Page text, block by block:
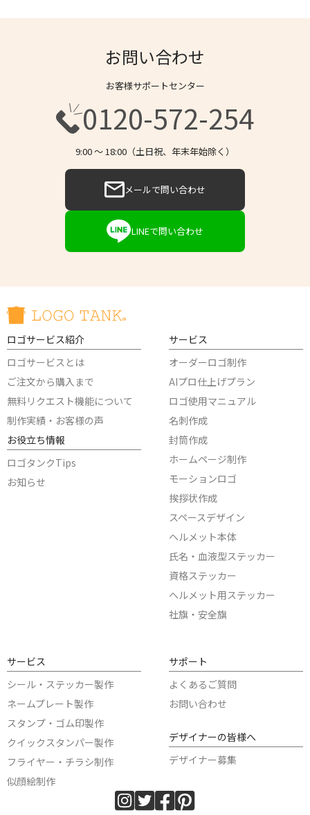
お問い合わせ
お客様サポートセンター
0120-572-254
9:00 〜 18:00（土日祝、年末年始除く）
メールで問い合わせ
LINEで問い合わせ
ロゴサービス紹介
ロゴサービスとは
ご注文から購入まで
無料リクエスト機能について
制作実績・お客様の声
お役立ち情報
ロゴタンクTips
お知らせ
サービス
オーダーロゴ制作
AIプロ仕上げプラン
ロゴ使用マニュアル
名刺作成
封筒作成
ホームページ制作
モーションロゴ
挨拶状作成
スペースデザイン
ヘルメット本体
氏名・血液型ステッカー
資格ステッカー
ヘルメット用ステッカー
社旗・安全旗
サービス
シール・ステッカー製作
ネームプレート製作
スタンプ・ゴム印製作
クイックスタンパー製作
フライヤー・チラシ制作
似顔絵制作
サポート
よくあるご質問
お問い合わせ
デザイナーの皆様へ
デザイナー募集